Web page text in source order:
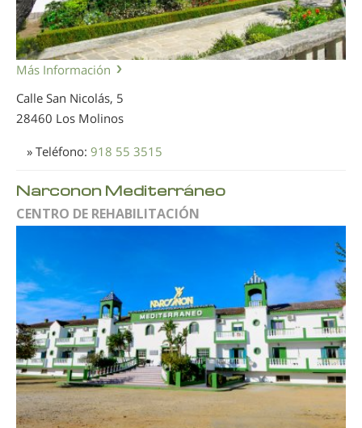
Más Información
Calle San Nicolás, 5
28460 Los Molinos
» Teléfono: 918 55 3515
Narconon Mediterráneo
CENTRO DE REHABILITACIÓN